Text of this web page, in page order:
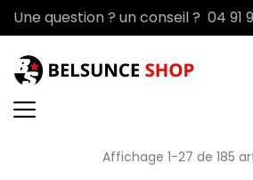
Une question ? un conseil ? 04 91
Affichage 1-27 de 185